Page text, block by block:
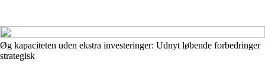
Øg kapaciteten uden ekstra investeringer: Udnyt løbende forbedringer
strategisk